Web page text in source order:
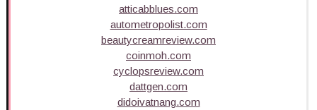
atticabblues.com
autometropolist.com
beautycreamreview.com
coinmoh.com
cyclopsreview.com
dattgen.com
didoivatnang.com